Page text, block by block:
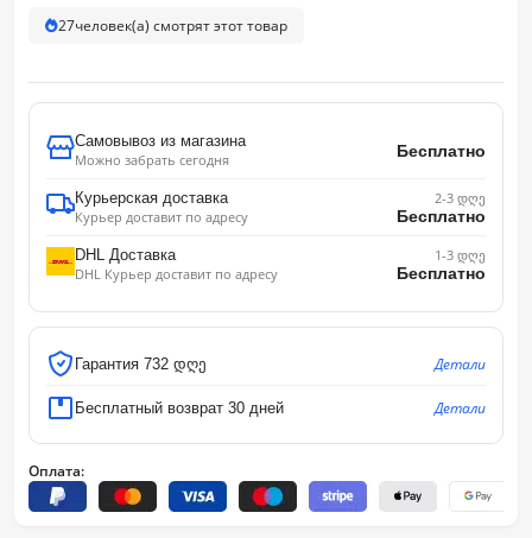
27человек(а) смотрят этот товар
Самовывоз из магазина
Можно забрать сегодня
Бесплатно
Курьерская доставка
Курьер доставит по адресу
2-3 დღე
Бесплатно
DHL Доставка
DHL Курьер доставит по адресу
1-3 დღე
Бесплатно
Гарантия 732 დღე Детали
Бесплатный возврат 30 дней Детали
Оплата: